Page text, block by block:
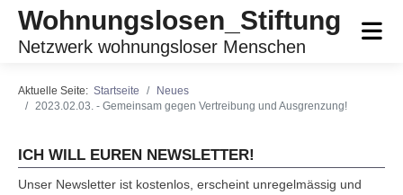
Wohnungslosen_Stiftung
Netzwerk wohnungsloser Menschen
Aktuelle Seite: Startseite
Neues
2023.02.03. - Gemeinsam gegen Vertreibung und Ausgrenzung!
ICH WILL EUREN NEWSLETTER!
Unser Newsletter ist kostenlos, erscheint unregelmässig und